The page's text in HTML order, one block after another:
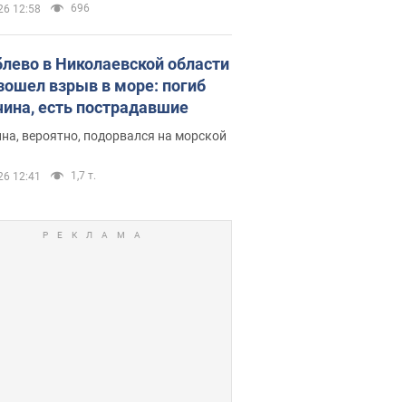
12:58 696
в Николаевской области
взрыв в море: погиб
есть пострадавшие
вероятно, подорвался на морской
12:41 1,7 т.